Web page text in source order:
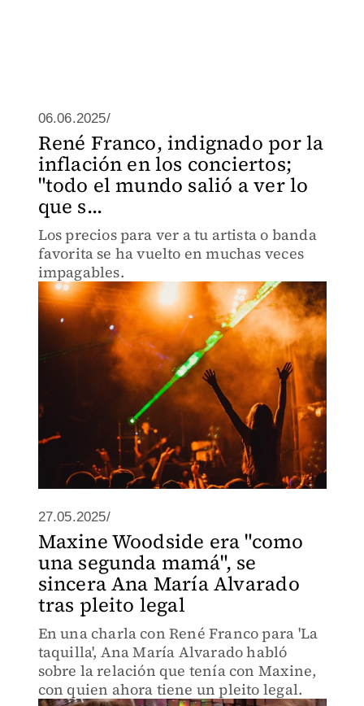
06.06.2025/
René Franco, indignado por la
inflación en los conciertos;
"todo el mundo salió a ver lo
que s...
Los precios para ver a tu artista o banda
favorita se ha vuelto en muchas veces
impagables.
27.05.2025/
Maxine Woodside era "como
una segunda mamá", se
sincera Ana María Alvarado
tras pleito legal
En una charla con René Franco para 'La
taquilla', Ana María Alvarado habló
sobre la relación que tenía con Maxine,
con quien ahora tiene un pleito legal.